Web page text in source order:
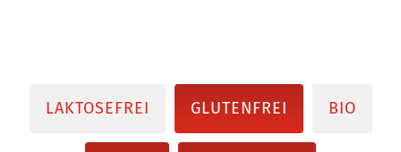
LAKTOSEFREI GLUTENFREI BIO